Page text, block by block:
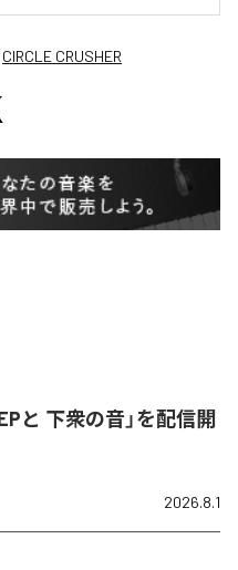
CIRCLE CRUSHER
と 下衆の音」を配信開
2026.8.1